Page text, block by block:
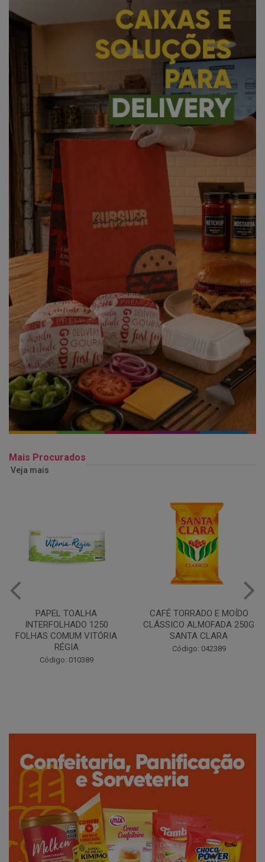
Mais Procurados
Veja mais
CAFÉ TORRADO E MOÍDO
CLÁSSICO ALMOFADA 250G
SANTA CLARA
Código: 042389
Copo Plástico Branco 180ml
Pacote c/100 - Cristalcopo
Código: 031413